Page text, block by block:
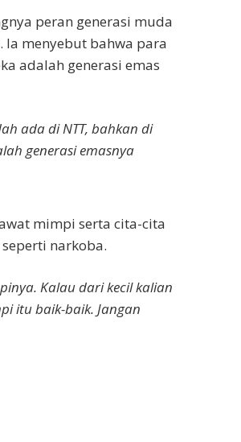
peran generasi muda
menyebut bahwa para
adalah generasi emas
ada di NTT, bahkan di
generasi emasnya
mimpi serta cita-cita
narkoba.
Kalau dari kecil kalian
itu baik-baik. Jangan